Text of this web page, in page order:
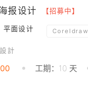
报设计 【招募中】
平面设计 Coreldraw
計
工期：10 天